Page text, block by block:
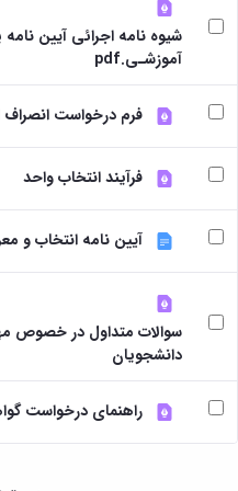
و
تحصیلات
تکمیلی
دروس
کارشناسی
فرم
ها
نامه
ها
ترم
بندی
دروس
تحصیلات
تکمیلی
فرم
ها
و
آئین
ترفیع
آئین
نامه
های
پژوهشی
پژوهشی
کارگاه ها
و
آزمایشگاه
ها
آزمایشگاه
انگل
شناسی
آزمایشگاه
بیوشیمی
و
فیزیولوژی
آزمایشگاه
آموزشی
بهداشت
و
کنترل
کیفی
موادغذایی
شیوه نامه اجرائی آیین نامه
آموزشـی.pdf
فرم درخواست انصراف
فرآیند انتخاب واحد
آیین نامه انتخاب و
سوالات متداول در خصوص
دانشجویان
راهنمای درخواست